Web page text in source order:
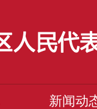
新闻动